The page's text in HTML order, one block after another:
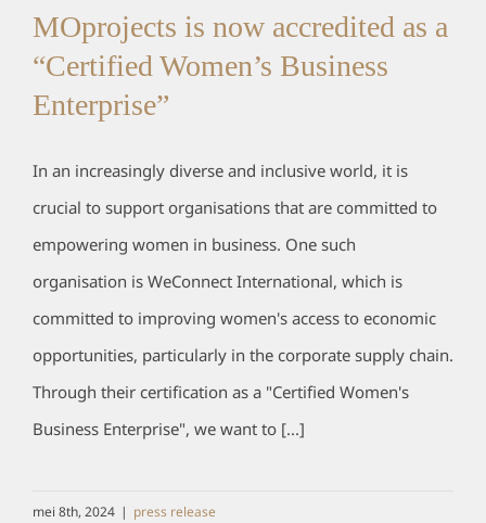
MOprojects is now accredited as a
“Certified Women’s Business
Enterprise”
In an increasingly diverse and inclusive world, it is
crucial to support organisations that are committed to
empowering women in business. One such
organisation is WeConnect International, which is
committed to improving women's access to economic
opportunities, particularly in the corporate supply chain.
Through their certification as a "Certified Women's
Business Enterprise", we want to [...]
mei 8th, 2024 | press release